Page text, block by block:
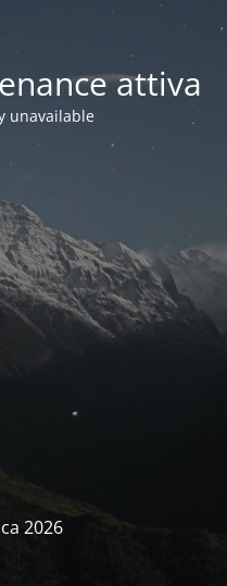
attiva
unavailable
2026